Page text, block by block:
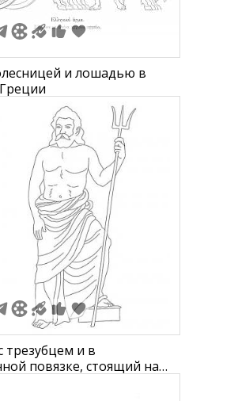
и лошадью в
трезубцем и в
повязке, стоящий на